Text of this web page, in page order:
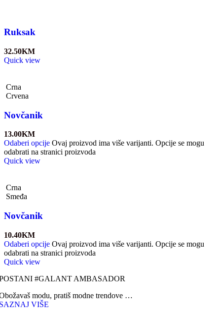
Ruksak
32.50KM
Quick view
Crna
Crvena
Novčanik
13.00KM
Odaberi opcije Ovaj proizvod ima više varijanti. Opcije se mogu
odabrati na stranici proizvoda
Quick view
Crna
Smeđa
Novčanik
10.40KM
Odaberi opcije Ovaj proizvod ima više varijanti. Opcije se mogu
odabrati na stranici proizvoda
Quick view
#GALANT AMBASADOR
modu, pratiš modne trendove …
VIŠE